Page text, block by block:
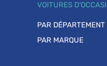
VOITURES
PAR DÉPARTEMENT
PAR MARQUE